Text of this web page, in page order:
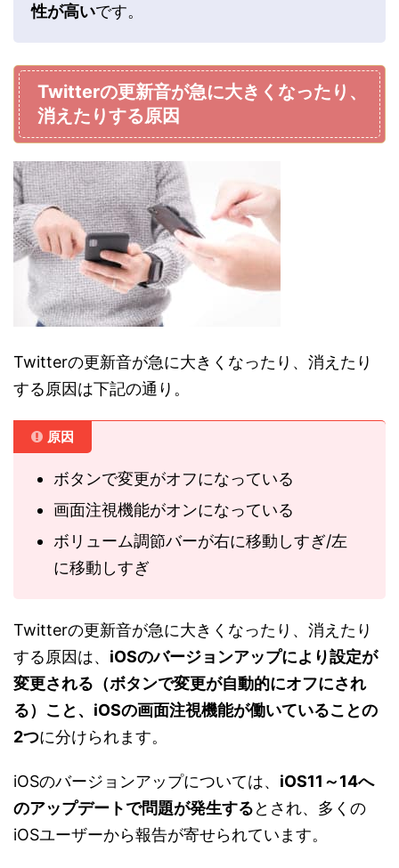
性が高いです。
Twitterの更新音が急に大きくなったり、
消えたりする原因
Twitterの更新音が急に大きくなったり、消えたり
する原因は下記の通り。
原因
ボタンで変更がオフになっている
画面注視機能がオンになっている
ボリューム調節バーが右に移動しすぎ/左
に移動しすぎ
Twitterの更新音が急に大きくなったり、消えたり
する原因は、 iOSのバージョンアップにより設定が
変更される（ボタンで変更が自動的にオフにされ
る）こと、iOSの画面注視機能が働いていることの
2つに分けられます。
iOSのバージョンアップについては、 iOS11～14へ
のアップデートで問題が発生するとされ、多くの
iOSユーザーから報告が寄せられています。